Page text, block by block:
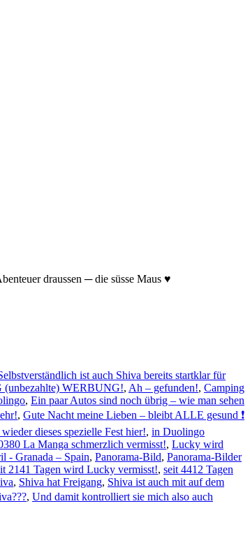
draussen ─ die süsse Maus ♥
ist auch Shiva bereits startklar für
WERBUNG!, Ah – gefunden!, Camping
, Ein paar Autos sind noch übrig – wie man sehen
, Gute Nacht meine Lieben – bleibt ALLE gesund ❗
dieses spezielle Fest hier!, in Duolingo
La Manga schmerzlich vermisst!, Lucky wird
- Granada – Spain, Panorama-Bild, Panorama-Bilder
2141 Tagen wird Lucky vermisst!, seit 4412 Tagen
, Shiva hat Freigang, Shiva ist auch mit auf dem
, Und damit kontrolliert sie mich also auch